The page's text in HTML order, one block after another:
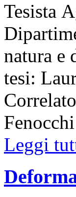
Tesista
natura e
tesi:
Leggi